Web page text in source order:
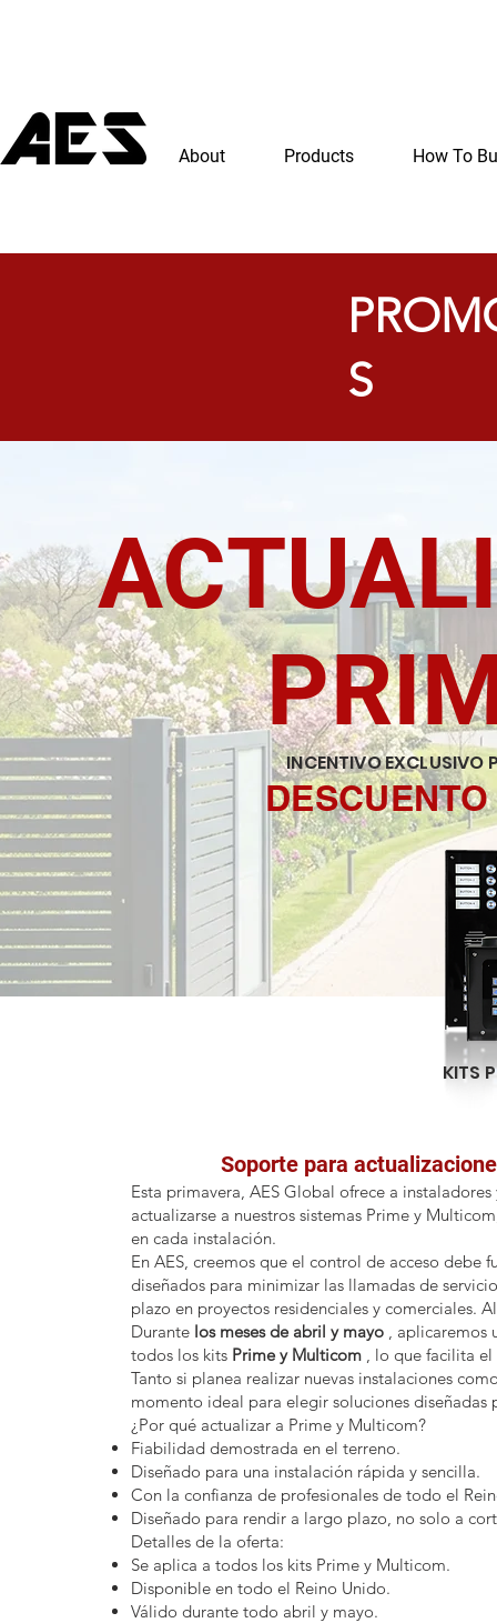
About Products How To
S
INCENTIVO EXCLUSIVO
KITS
Soporte para
Esta primavera, AES Global ofrece a
actualizarse a nuestros sistemas Prime y
en cada instalación.
En AES, creemos que el control de acceso debe
diseñados para minimizar las llamadas de
plazo en proyectos residenciales y comerciales.
Durante los meses de abril y mayo , aplicaremos
todos los kits Prime y Multicom , lo que facilita el
Tanto si planea realizar nuevas instalaciones
momento ideal para elegir soluciones diseñadas
¿Por qué actualizar a Prime y Multicom?
Fiabilidad demostrada en el terreno.
Diseñado para una instalación rápida y sencilla.
Con la confianza de profesionales de todo el
Diseñado para rendir a largo plazo, no solo a
Detalles de la oferta:
Se aplica a todos los kits Prime y Multicom.
Disponible en todo el Reino Unido.
Válido durante todo abril y mayo.